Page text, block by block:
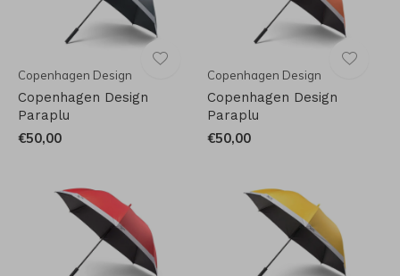
Copenhagen Design
Copenhagen Design
Paraplu
€50,00
Copenhagen Design
Copenhagen Design
Paraplu
€50,00